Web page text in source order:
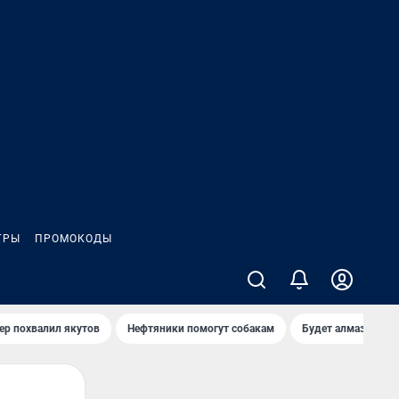
ПРОМОКОДЫ
похвалил якутов Нефтяники помогут собакам Будет алмазный